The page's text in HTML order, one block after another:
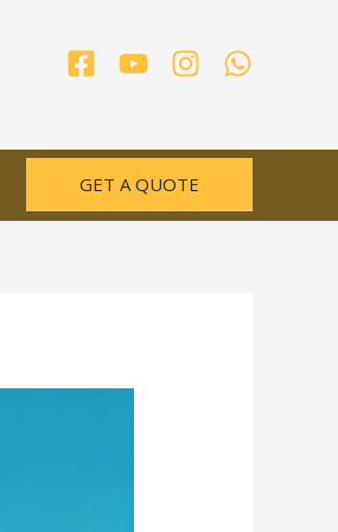
GET A QUOTE